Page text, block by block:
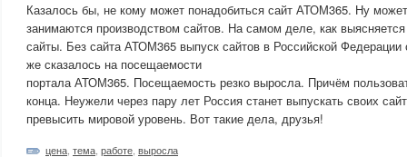
Казалось бы, не кому может понадобиться сайт АТОМ365. Ну
занимаются производством сайтов. На самом деле, как
сайты. Без сайта АТОМ365 выпуск сайтов в Российской Федерации
же сказалось на посещаемости
портала АТОМ365. Посещаемость резко выросла. Причём
конца. Неужели через пару лет Россия станет выпускать своих
превысить мировой уровень. Вот такие дела, друзья!
цена тема работе выросла